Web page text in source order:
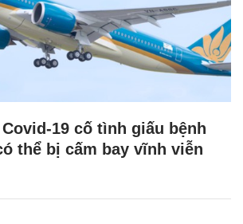
19 cố tình giấu bệnh
thể bị cấm bay vĩnh viễn